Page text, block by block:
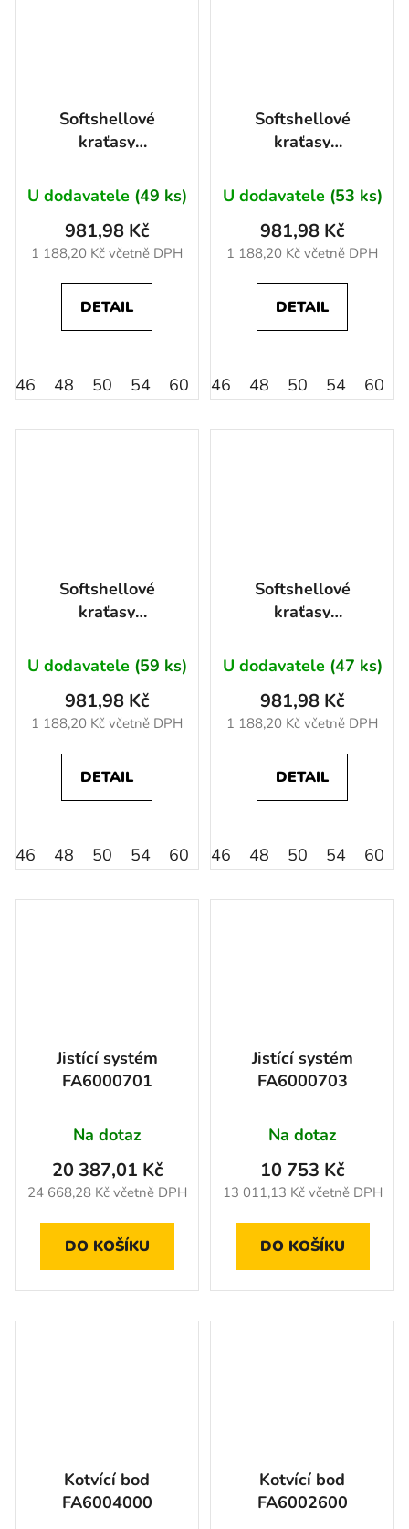
Softshellové
kraťasy
tmavě šedá 46
U dodavatele (49 ks)
1 188,20 Kč včetně DPH
981,98 Kč
DETAIL
46 48 50 54 60 56 64 52 58 62
Softshellové
kraťasy
modrá 46
U dodavatele (53 ks)
1 188,20 Kč včetně DPH
981,98 Kč
DETAIL
46 48 50 54 60
Softshellové
kraťasy
červená 46
U dodavatele (59 ks)
1 188,20 Kč včetně DPH
981,98 Kč
DETAIL
46 48 50 54 60 56 64 52 58 62
Softshellové
kraťasy
tmavě modrá 46
U dodavatele (47 ks)
1 188,20 Kč včetně DPH
981,98 Kč
DETAIL
46 48 50 54 60
Jistící systém
FA6000701
Na dotaz
24 668,28 Kč včetně DPH
20 387,01 Kč
DO KOŠÍKU
Jistící systém
FA6000703
Na dotaz
13 011,13 Kč včetně DPH
10 753 Kč
DO KOŠÍKU
Kotvící bod
FA6004000
Kotvící bod
FA6002600